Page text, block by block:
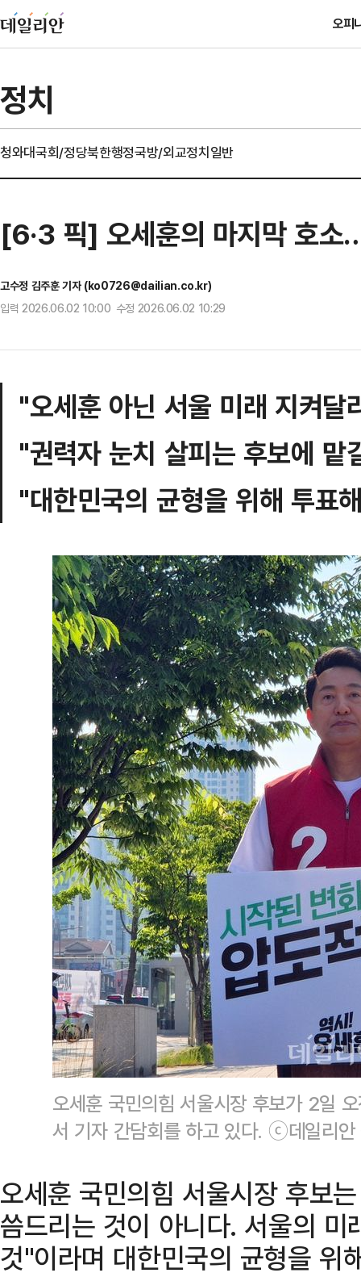
오피
정치
청와대국회/정당북한행정국방/외교정치일반
[6·3 픽] 오세훈의 마지막 호소
고수정 김주훈 기자 (ko0726@dailian.co.kr)
입력 2026.06.02 10:00 수정 2026.06.02 10:29
"오세훈 아닌 서울 미래 지켜달
"권력자 눈치 살피는 후보에 맡
"대한민국의 균형을 위해 투표
오세훈 국민의힘 서울시장 후보가 2일
서 기자 간담회를 하고 있다. ⓒ데일리안
오세훈 국민의힘 서울시장 후보
씀드리는 것이 아니다. 서울의
것"이라며 대한민국의 균형을 위